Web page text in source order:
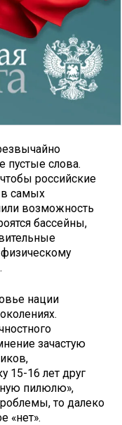
пустые слова.
российские
самых
возможность
бассейны,
нации
зачастую
15-16 лет друг
пилюлю»,
то далеко
«нет».